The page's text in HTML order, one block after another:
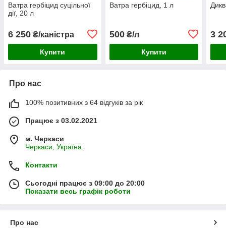
Ватра гербіцид суцільної
дії, 20 л
6 250 ₴/каністра
Купити
Ватра гербіцид, 1 л
500₴/л
Купити
3
Про нас
100% позитивних з 64 відгуків за рік
Працює з 03.02.2021
м. Черкаси
Черкаси, Україна
Контакти
Сьогодні працює з 09:00 до 20:00
Показати весь графік роботи
Про нас